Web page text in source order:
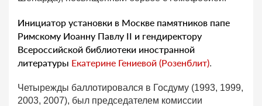
Инициатор установки в Москве памятников папе
Римскому Иоанну Павлу II и гендиректору
Всероссийской библиотеки иностранной
литературы Екатерине Гениевой (Розенблит).
Четырежды баллотировался в Госдуму (1993, 1999,
2003, 2007), был председателем комиссии